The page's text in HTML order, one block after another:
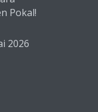
Pokal!
2026